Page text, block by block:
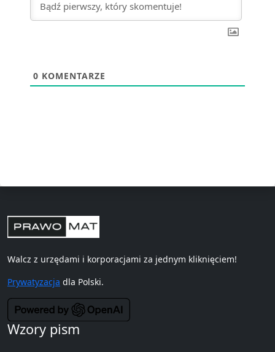
0 KOMENTARZE
Walcz z urzędami i korporacjami za jednym kliknięciem!
Prywatyzacja dla Polski.
Wzory pism